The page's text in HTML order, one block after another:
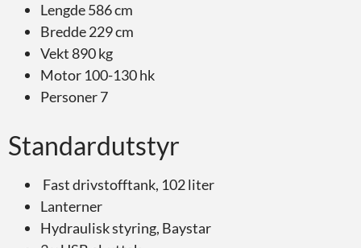
Lengde 586 cm
Bredde 229 cm
Vekt 890 kg
Motor 100-130 hk
Personer 7
Standardutstyr
Fast drivstofftank, 102 liter
Lanterner
Hydraulisk styring, Baystar